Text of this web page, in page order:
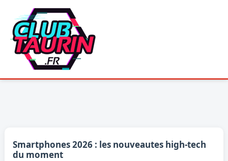
contenu
Smartphones 2026 : les nouveautes high-tech
du moment